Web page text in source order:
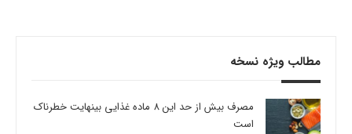
مطالب ویژه نسخه
مصرف بیش از حد این 8 ماده غذایی بینهایت خطرناک
است